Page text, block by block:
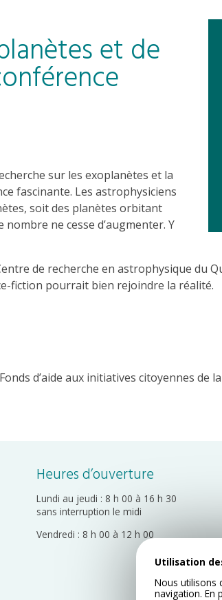
et de
sur les exoplanètes et la
fascinante. Les astrophysiciens
soit des planètes orbitant
ne cesse d’augmenter. Y
de recherche en astrophysique du
fiction pourrait bien rejoindre la réalité.
d’aide aux initiatives citoyennes de
Heures d’ouverture
Lundi au jeudi : 8 h 00 à 16 h 30
sans interruption le midi
Vendredi : 8 h 00 à 12 h 00
Utilisation
Nous utilisons
navigation. En